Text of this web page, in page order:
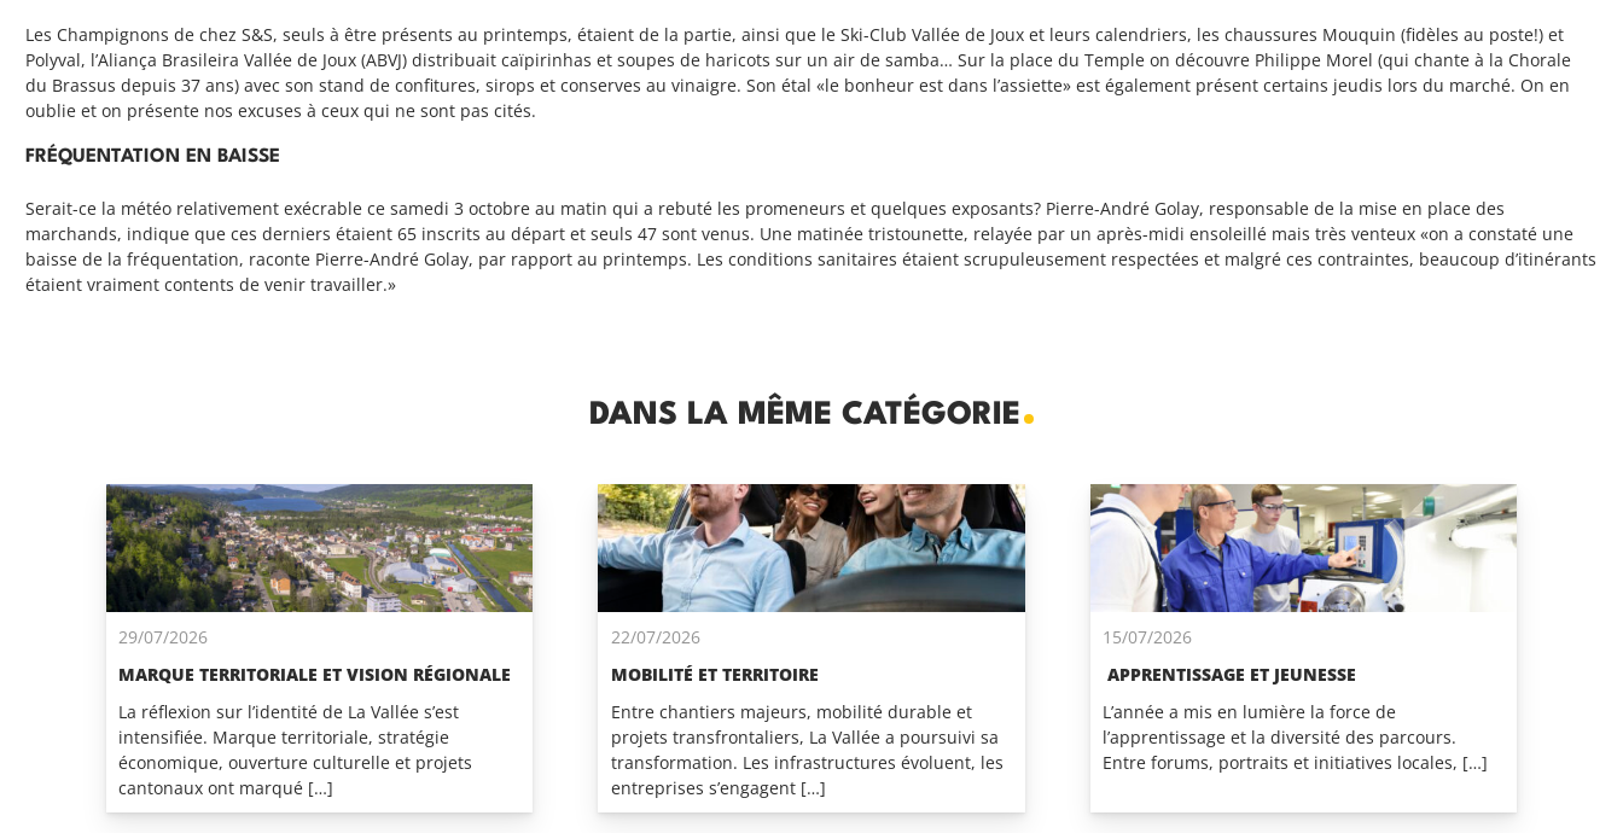
Les Champignons de chez S&S, seuls à être présents au printemps, étaient de la partie, ainsi que le Ski-Club Vallée de Joux et leurs calendriers, les chaussures Mouquin (fidèles au poste!) et
Polyval, l’Aliança Brasileira Vallée de Joux (ABVJ) distribuait caïpirinhas et soupes de haricots sur un air de samba… Sur la place du Temple on découvre Philippe Morel (qui chante à la Chorale
du Brassus depuis 37 ans) avec son stand de confitures, sirops et conserves au vinaigre. Son étal «le bonheur est dans l’assiette» est également présent certains jeudis lors du marché. On en
oublie et on présente nos excuses à ceux qui ne sont pas cités.
FRÉQUENTATION EN BAISSE
Serait-ce la météo relativement exécrable ce samedi 3 octobre au matin qui a rebuté les promeneurs et quelques exposants? Pierre-André Golay, responsable de la mise en place des
marchands, indique que ces derniers étaient 65 inscrits au départ et seuls 47 sont venus. Une matinée tristounette, relayée par un après-midi ensoleillé mais très venteux «on a constaté une
baisse de la fréquentation, raconte Pierre-André Golay, par rapport au printemps. Les conditions sanitaires étaient scrupuleusement respectées et malgré ces contraintes, beaucoup d’itinérants
étaient vraiment contents de venir travailler.»
DANS LA MÊME CATÉGORIE
29/07/2026
MARQUE TERRITORIALE ET VISION RÉGIONALE
La réflexion sur l’identité de La Vallée s’est
intensifiée. Marque territoriale, stratégie
économique, ouverture culturelle et projets
cantonaux ont marqué […]
22/07/2026
MOBILITÉ ET TERRITOIRE
Entre chantiers majeurs, mobilité durable et
projets transfrontaliers, La Vallée a poursuivi sa
transformation. Les infrastructures évoluent, les
entreprises s’engagent […]
15/07/2026
APPRENTISSAGE ET JEUNESSE
L’année a mis en lumière la force de
l’apprentissage et la diversité des parcours.
Entre forums, portraits et initiatives locales, […]